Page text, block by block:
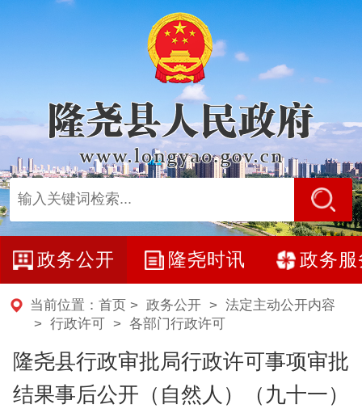
政务公开 隆尧时讯 政务服
当前位置： 首页 > 政务公开> 法定主动公开内容
> 行政许可 > 各部门行政许可
隆尧县行政审批局行政许可事项审批
结果事后公开（自然人）（九十一）